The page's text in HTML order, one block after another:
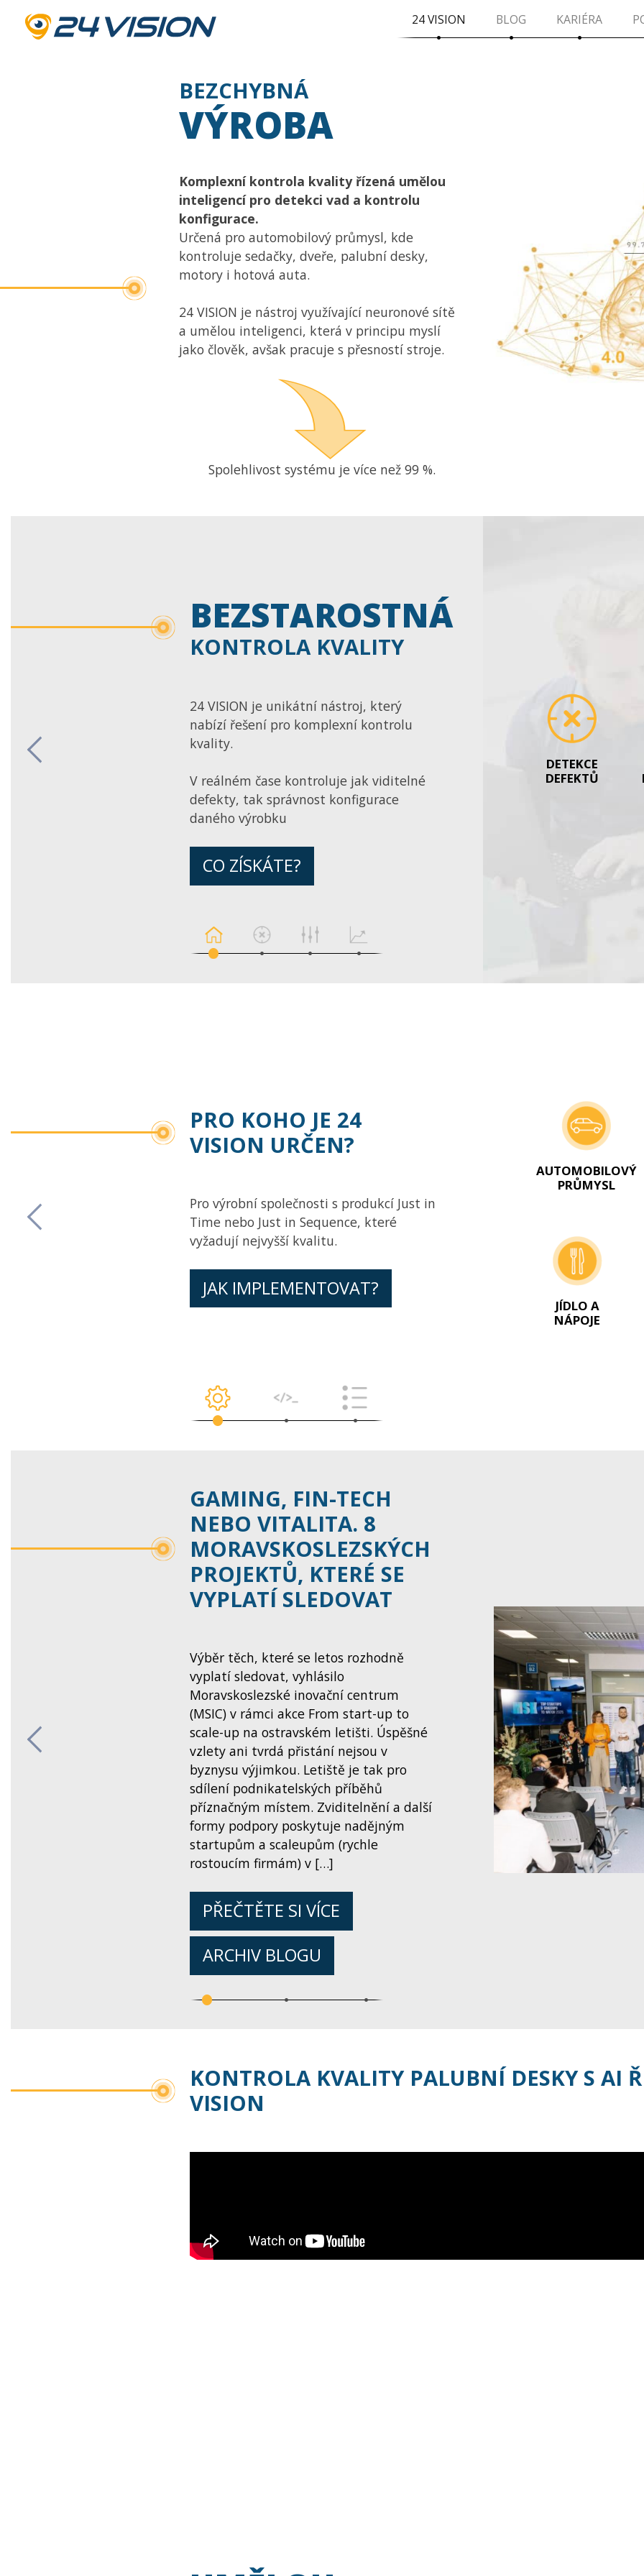
24 VISION BLOG KARIÉRA
BEZCHYBNÁ
VÝROBA
Komplexní kontrola kvality řízená umělou
inteligencí pro detekci vad a kontrolu
konfigurace.
Určená pro automobilový průmysl, kde
kontroluje sedačky, dveře, palubní desky,
motory i hotová auta.
24 VISION je nástroj využívající neuronové sítě
a umělou inteligenci, která v principu myslí
jako člověk, avšak pracuje s přesností stroje.
Spolehlivost systému je více než 99 %.
BEZSTAROSTNÁ
KONTROLA KVALITY
24 VISION je unikátní nástroj, který
nabízí řešení pro komplexní kontrolu
kvality.
V reálném čase kontroluje jak viditelné
defekty, tak správnost konfigurace
daného výrobku
CO ZÍSKÁTE?
DETEKCE
DEFEKTŮ
Previous
PRO KOHO JE 24
VISION URČEN?
Pro výrobní společnosti s produkcí Just in
Time nebo Just in Sequence, které
vyžadují nejvyšší kvalitu.
JAK IMPLEMENTOVAT?
AUTOMOBILOVÝ
PRŮMYSL
JÍDLO A
NÁPOJE
Previous
GAMING, FIN-TECH
NEBO VITALITA. 8
MORAVSKOSLEZSKÝCH
PROJEKTŮ, KTERÉ SE
VYPLATÍ SLEDOVAT
Výběr těch, které se letos rozhodně
vyplatí sledovat, vyhlásilo
Moravskoslezské inovační centrum
(MSIC) v rámci akce From start-up to
scale-up na ostravském letišti. Úspěšné
vzlety ani tvrdá přistání nejsou v
byznysu výjimkou. Letiště je tak pro
sdílení podnikatelských příběhů
příznačným místem. Zviditelnění a další
formy podpory poskytuje nadějným
startupům a scaleupům (rychle
rostoucím firmám) v […]
PŘEČTĚTE SI VÍCE
ARCHIV BLOGU
Previous
KONTROLA KVALITY PALUBNÍ DESKY S AI
VISION